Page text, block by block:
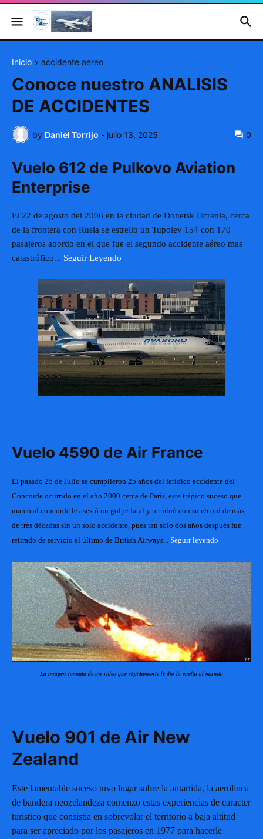
Inicio accidente aereo
Conoce nuestro ANALISIS
DE ACCIDENTES
by Daniel Torrijo - julio 13, 2025 0
Vuelo 612 de Pulkovo Aviation
Enterprise
El 22 de agosto del 2006 en la ciudad de Donetsk Ucrania, cerca
de la frontera con Rusia se estrello un Tupolev 154 con 170
pasajeros abordo en el que fue el segundo accidente aéreo mas
catastrófico... Seguir Leyendo
Vuelo 4590 de Air France
El pasado 25 de Julio se cumplieron 25 años del fatídico accidente del
Concorde ocurrido en el año 2000 cerca de París, este trágico suceso que
marcó al concorde le asestó un golpe fatal y terminó con su récord de más
de tres décadas sin un solo accidente, pues tan solo dos años después fue
retirado de servicio el último de British Airways... Seguir leyendo
La imagen tomada de un video que rápidamente le dio la vuelta al mundo
Vuelo 901 de Air New
Zealand
Este lamentable suceso tuvo lugar sobre la antartida, la aerolinea
de bandera neozelandeza comenzo estas experiencias de caracter
turistico que consistia en sobrevolar el territorio a baja altitud
para ser apreciado por los pasajeros en 1977 para hacerle